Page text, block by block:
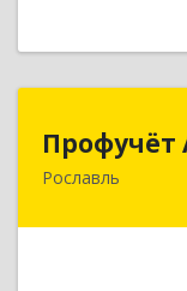
Профучёт
Рославль216500,